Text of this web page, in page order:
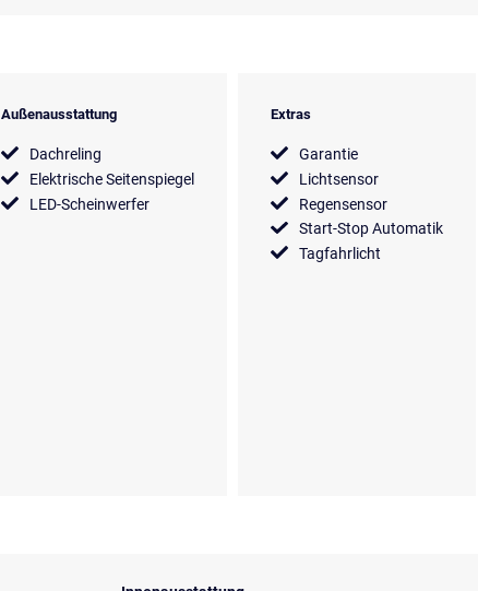
Außenausstattung
Dachreling
Elektrische Seitenspiegel
LED-Scheinwerfer
Extras
Garantie
Lichtsensor
Regensensor
Start-Stop Automatik
Tagfahrlicht